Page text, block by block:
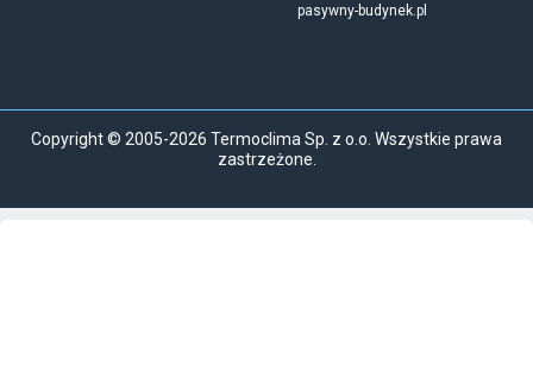
pasywny-budynek.pl
Copyright © 2005-2026 Termoclima Sp. z o.o. Wszystkie prawa
zastrzeżone.